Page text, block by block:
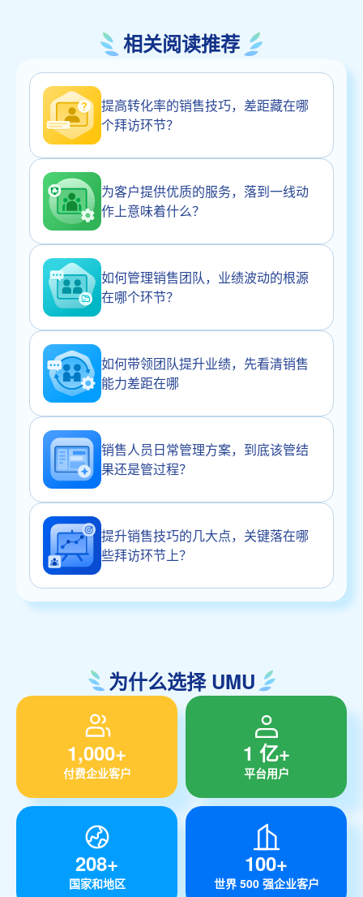
相关阅读推荐
提高转化率的销售技巧，差距藏在哪
个拜访环节？
为客户提供优质的服务，落到一线动
作上意味着什么？
如何管理销售团队，业绩波动的根源
在哪个环节？
如何带领团队提升业绩，先看清销售
能力差距在哪
销售人员日常管理方案，到底该管结
果还是管过程？
提升销售技巧的几大点，关键落在哪
些拜访环节上？
为什么选择 UMU
1,000+
付费企业客户
1 亿+
平台用户
208+
国家和地区
100+
世界 500 强企业客户